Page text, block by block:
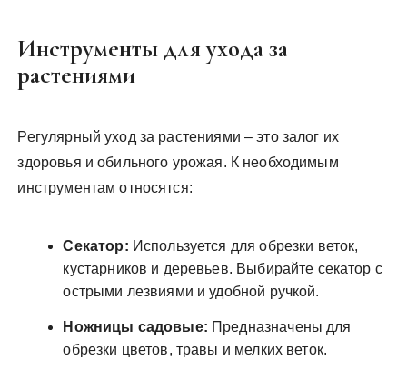
Инструменты для ухода за
растениями
Регулярный уход за растениями – это залог их
здоровья и обильного урожая. К необходимым
инструментам относятся:
Секатор: Используется для обрезки веток,
кустарников и деревьев. Выбирайте секатор с
острыми лезвиями и удобной ручкой.
Ножницы садовые: Предназначены для
обрезки цветов, травы и мелких веток.